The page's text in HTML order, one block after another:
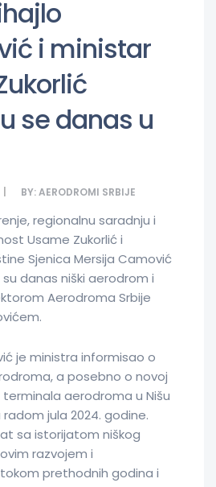
i ministar
se danas u
BY:AERODROMI SRBIJE
regionalnu saradnju i
Usame Zukorlić i
Sjenica Mersija Camović
danas niški aerodrom i
Aerodroma Srbije
je ministra informisao o
a posebno o novoj
aerodroma u Nišu
jula 2024. godine.
sa istorijatom niškog
razvojem i
prethodnih godina i